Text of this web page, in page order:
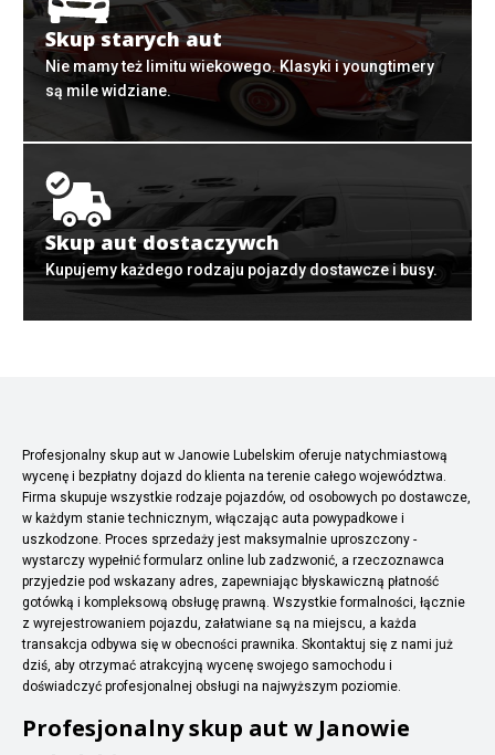
Skup starych aut
Nie mamy też limitu wiekowego. Klasyki i youngtimery
są mile widziane.
Skup aut dostaczywch
Kupujemy każdego rodzaju pojazdy dostawcze i busy.
Profesjonalny skup aut w Janowie Lubelskim oferuje natychmiastową
wycenę i bezpłatny dojazd do klienta na terenie całego województwa.
Firma skupuje wszystkie rodzaje pojazdów, od osobowych po dostawcze,
w każdym stanie technicznym, włączając auta powypadkowe i
uszkodzone. Proces sprzedaży jest maksymalnie uproszczony -
wystarczy wypełnić formularz online lub zadzwonić, a rzeczoznawca
przyjedzie pod wskazany adres, zapewniając błyskawiczną płatność
gotówką i kompleksową obsługę prawną. Wszystkie formalności, łącznie
z wyrejestrowaniem pojazdu, załatwiane są na miejscu, a każda
transakcja odbywa się w obecności prawnika. Skontaktuj się z nami już
dziś, aby otrzymać atrakcyjną wycenę swojego samochodu i
doświadczyć profesjonalnej obsługi na najwyższym poziomie.
Profesjonalny skup aut w Janowie